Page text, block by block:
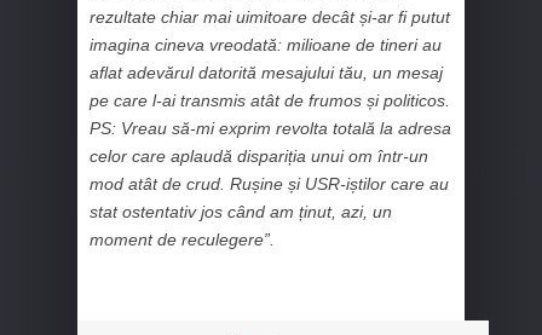
rezultate chiar mai uimitoare decât și-ar fi putut
imagina cineva vreodată: milioane de tineri au
aflat adevărul datorită mesajului tău, un mesaj
pe care l-ai transmis atât de frumos și politicos.
PS: Vreau să-mi exprim revolta totală la adresa
celor care aplaudă dispariția unui om într-un
mod atât de crud. Rușine și USR-iștilor care au
stat ostentativ jos când am ținut, azi, un
moment de reculegere”.